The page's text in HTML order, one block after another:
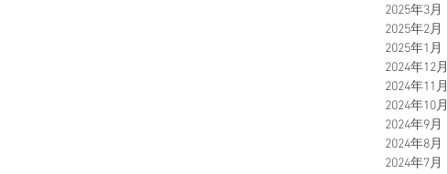
2025年3月
2025年2月
2025年1月
2024年12月
2024年11月
2024年10月
2024年9月
2024年8月
2024年7月